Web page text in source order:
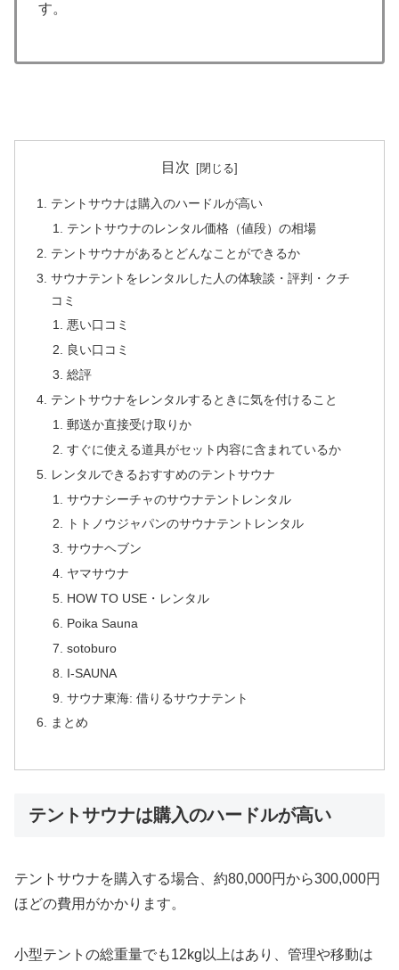
す。
目次
テントサウナは購入のハードルが高い
テントサウナのレンタル価格（値段）の相場
テントサウナがあるとどんなことができるか
サウナテントをレンタルした人の体験談・評判・クチ
コミ
悪い口コミ
良い口コミ
総評
テントサウナをレンタルするときに気を付けること
郵送か直接受け取りか
すぐに使える道具がセット内容に含まれているか
レンタルできるおすすめのテントサウナ
サウナシーチャのサウナテントレンタル
トトノウジャパンのサウナテントレンタル
サウナヘブン
ヤマサウナ
HOW TO USE・レンタル
Poika Sauna
sotoburo
I-SAUNA
サウナ東海: 借りるサウナテント
まとめ
テントサウナは購入のハードルが高い
テントサウナを購入する場合、約80,000円から300,000円
ほどの費用がかかります。
小型テントの総重量でも12kg以上はあり、管理や移動は